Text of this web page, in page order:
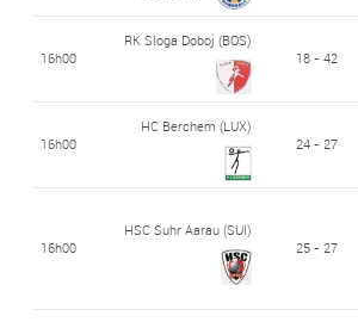
16h00
RK Sloga Doboj (BOS)
18 - 42
16h00
HC Berchem (LUX)
24 - 27
16h00
HSC Suhr Aarau (SUI)
25 - 27